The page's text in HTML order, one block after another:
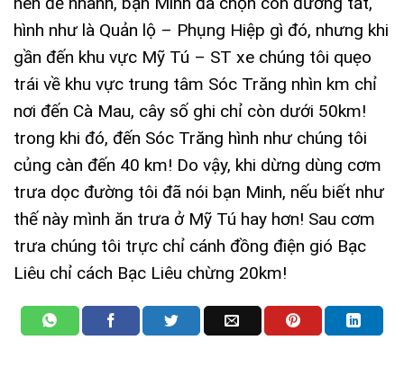
hình như là Quản lộ – Phụng Hiệp gì đó, nhưng khi
gần đến khu vực Mỹ Tú – ST xe chúng tôi quẹo
trái về khu vực trung tâm Sóc Trăng nhìn km chỉ
nơi đến Cà Mau, cây số ghi chỉ còn dưới 50km!
trong khi đó, đến Sóc Trăng hình như chúng tôi
củng càn đến 40 km! Do vậy, khi dừng dùng cơm
trưa dọc đường tôi đã nói bạn Minh, nếu biết như
thế này mình ăn trưa ở Mỹ Tú hay hơn! Sau cơm
trưa chúng tôi trực chỉ cánh đồng điện gió Bạc
Liêu chỉ cách Bạc Liêu chừng 20km!